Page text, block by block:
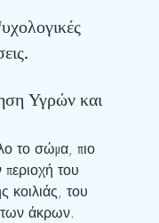
Υγρών και
το σώμα, πιο
του
κοιλιάς, του
άκρων.